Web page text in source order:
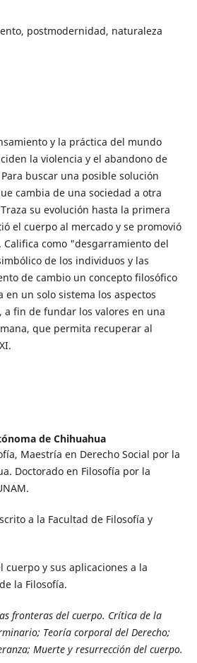
postmodernidad, naturaleza
y la práctica del mundo
la violencia y el abandono de
buscar una posible solución
cambia de una sociedad a otra
su evolución hasta la primera
el cuerpo al mercado y se promovió
como "desgarramiento del
de los individuos y las
de cambio un concepto filosófico
un solo sistema los aspectos
fin de fundar los valores en una
que permita recuperar al
de Chihuahua
Maestría en Derecho Social por la
Doctorado en Filosofía por la
a la Facultad de Filosofía y
cuerpo y sus aplicaciones a la
la Filosofía.
fronteras del cuerpo. Crítica de la
Teoría corporal del Derecho;
Muerte y resurrección del cuerpo.